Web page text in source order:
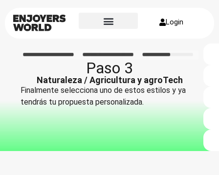
Login
Paso 3
Naturaleza / Agricultura y agroTech
Finalmente selecciona uno de estos estilos y ya
tendrás tu propuesta personalizada.